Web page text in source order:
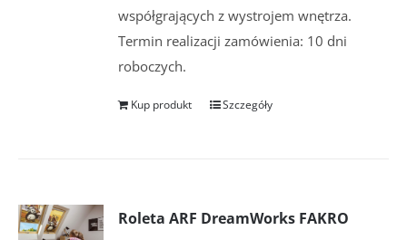
współgrających z wystrojem wnętrza.
Termin realizacji zamówienia: 10 dni
roboczych.
Kup produkt Szczegóły
Roleta ARF DreamWorks FAKRO